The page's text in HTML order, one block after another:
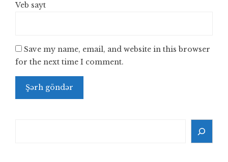
Veb sayt
Save my name, email, and website in this browser
for the next time I comment.